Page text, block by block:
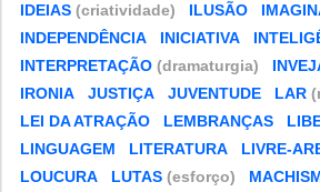
IDEIAS (criatividade) ILUSÃO
INDEPENDÊNCIA
INICIATIVA
INTERPRETAÇÃO (dramaturgia)
IRONIA
JUSTIÇA JUVENTUDE LAR
LEI DA ATRAÇÃO
LEMBRANÇAS
LINGUAGEM
LITERATURA LIVRE-
LOUCURA
LUTAS (esforço)